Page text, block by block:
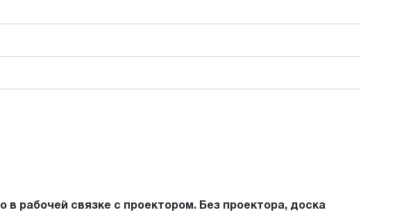
рабочей связке с проектором. Без проектора, доска